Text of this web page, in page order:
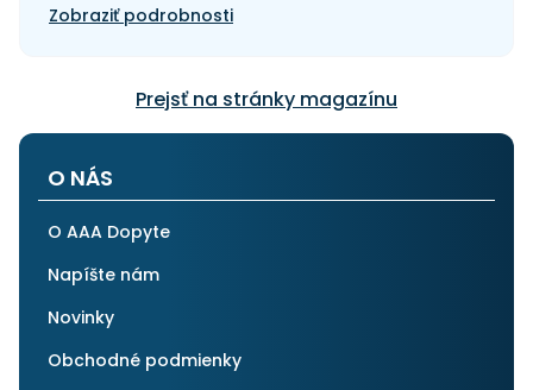
Zobraziť podrobnosti
Prejsť na stránky magazínu
O NÁS
O AAA Dopyte
Napíšte nám
Novinky
Obchodné podmienky